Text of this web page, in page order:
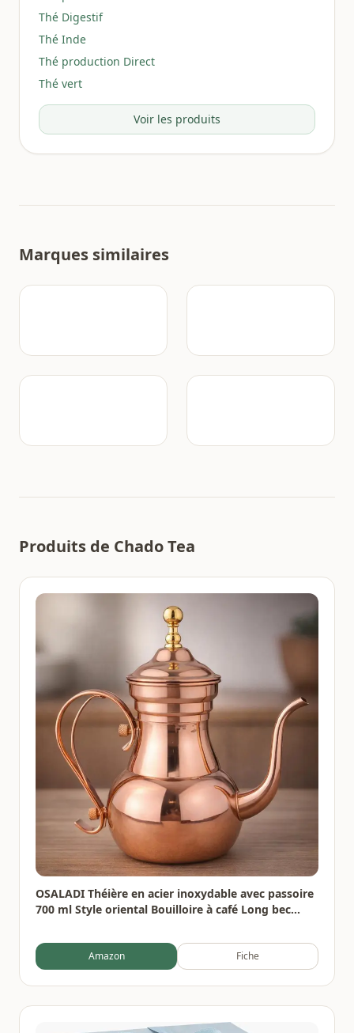
Thé Digestif
Thé Inde
Thé production Direct
Thé vert
Voir les produits
Marques similaires
Produits de Chado Tea
OSALADI Théière en acier inoxydable avec passoire
700 ml Style oriental Bouilloire à café Long bec
Amazon Fiche